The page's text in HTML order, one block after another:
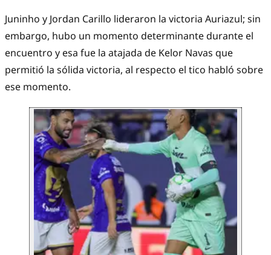
Juninho y Jordan Carillo lideraron la victoria Auriazul; sin
embargo, hubo un momento determinante durante el
encuentro y esa fue la atajada de Kelor Navas que
permitió la sólida victoria, al respecto el tico habló sobre
ese momento.